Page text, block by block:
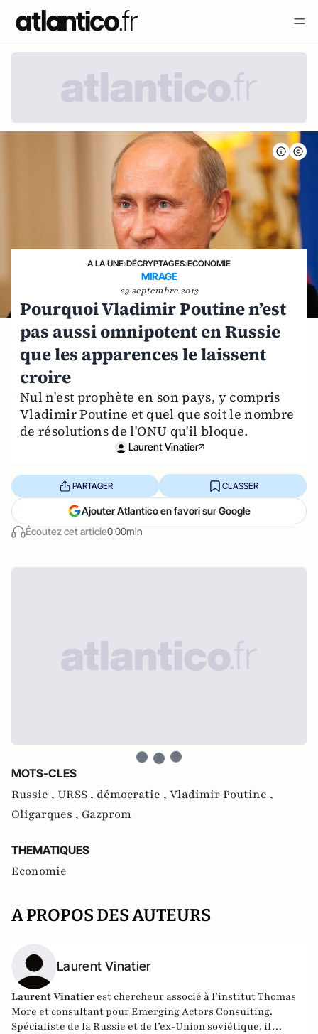
A LA UNE›DÉCRYPTAGES›ECONOMIE
MIRAGE
29 septembre 2013
Pourquoi Vladimir Poutine n’est
pas aussi omnipotent en Russie
que les apparences le laissent
croire
Nul n'est prophète en son pays, y compris
Vladimir Poutine et quel que soit le nombre
de résolutions de l'ONU qu'il bloque.
Laurent Vinatier
Écoutez cet article0:00min
PARTAGER CLASSER
Ajouter Atlantico en favori sur Google
MOTS-CLES
Russie , URSS , démocratie , Vladimir Poutine ,
Oligarques , Gazprom
THEMATIQUES
Economie
A PROPOS DES AUTEURS
Laurent Vinatier
Laurent Vinatier est chercheur associé à l’institut Thomas
More et consultant pourEmerging Actors Consulting.
Spécialiste de la Russie et de l’ex-Union soviétique, il